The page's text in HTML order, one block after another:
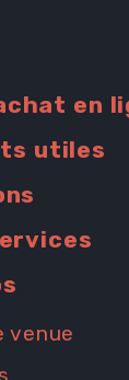
en
utiles
venue